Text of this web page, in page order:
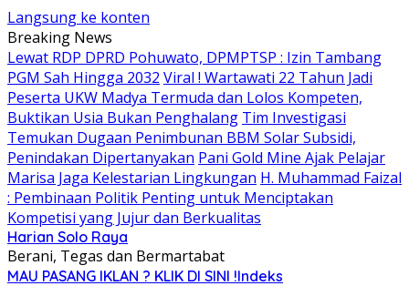
Langsung ke konten
Breaking News
Lewat RDP DPRD Pohuwato, DPMPTSP : Izin Tambang
PGM Sah Hingga 2032 Viral ! Wartawati 22 Tahun Jadi
Peserta UKW Madya Termuda dan Lolos Kompeten,
Buktikan Usia Bukan Penghalang Tim Investigasi
Temukan Dugaan Penimbunan BBM Solar Subsidi,
Penindakan Dipertanyakan Pani Gold Mine Ajak Pelajar
Marisa Jaga Kelestarian Lingkungan H. Muhammad Faizal
: Pembinaan Politik Penting untuk Menciptakan
Kompetisi yang Jujur dan Berkualitas
Harian Solo Raya
Berani, Tegas dan Bermartabat
MAU PASANG IKLAN ? KLIK DI SINI !Indeks